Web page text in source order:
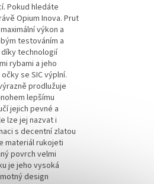
Pokud hledáte
Opium Inova. Prut
výkon a
testováním a
díky technologií
rybami a jeho
se SIC výplní.
prodlužuje
lepšímu
jejich pevné a
lze jej nazvat i
s decentní zlatou
materiál rukojeti
povrch velmi
je jeho vysoká
design